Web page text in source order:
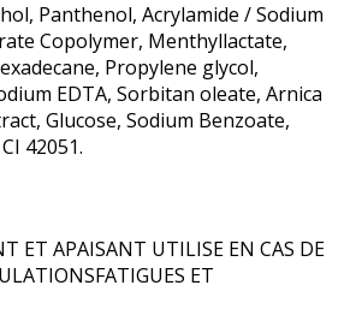
Panthenol, Acrylamide / Sodium
Copolymer, Menthyllactate,
Propylene glycol,
EDTA, Sorbitan oleate, Arnica
Glucose, Sodium Benzoate,
42051.
ET APAISANT UTILISE EN CAS DE
ET